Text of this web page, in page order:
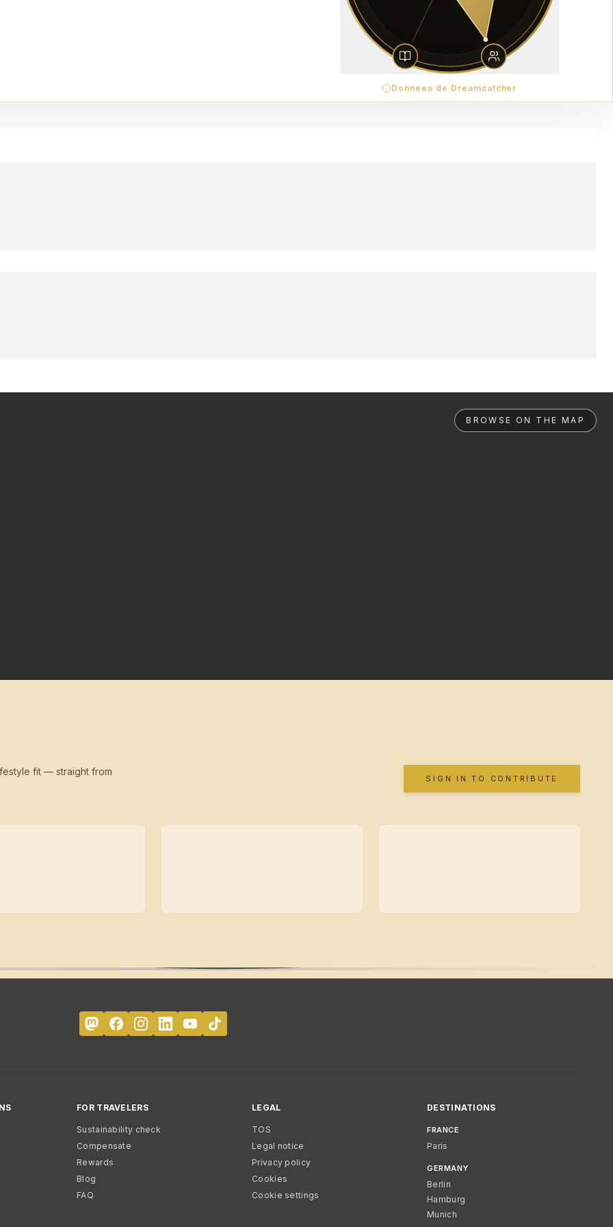
Données de Dreamcatcher
BROWSE ON THE MAP
fit — straight from
SIGN IN TO CONTRIBUTE
FOR TRAVELERS
Sustainability check
Compensate
Rewards
Blog
FAQ
LEGAL
TOS
Legal notice
Privacy policy
Cookies
Cookie settings
DESTINATIONS
FRANCE
Paris
GERMANY
Berlin
Hamburg
Munich